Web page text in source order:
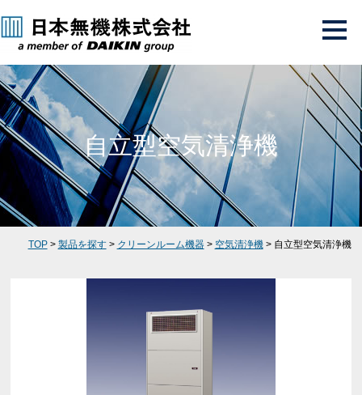
自立型空気清浄機
TOP> 製品を探す> クリーンルーム機器> 空気清浄機> 自立型空気清浄機